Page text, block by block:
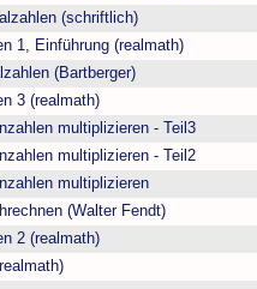
(schriftlich)
1, Einführung (realmath)
(Bartberger)
3 (realmath)
multiplizieren - Teil3
multiplizieren - Teil2
multiplizieren
(Walter Fendt)
2 (realmath)